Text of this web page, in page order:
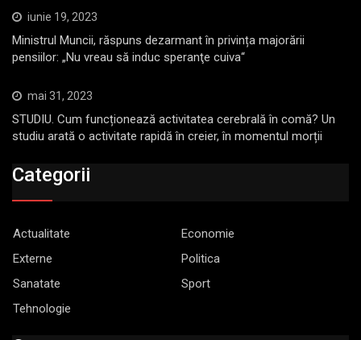
iunie 19, 2023
Ministrul Muncii, răspuns dezarmant în privința majorării
pensiilor: „Nu vreau să induc speranţe cuiva“
mai 31, 2023
STUDIU. Cum funcționează activitatea cerebrală în comă? Un
studiu arată o activitate rapidă în creier, în momentul morții
Categorii
Actualitate
Economie
Externe
Politica
Sanatate
Sport
Tehnologie